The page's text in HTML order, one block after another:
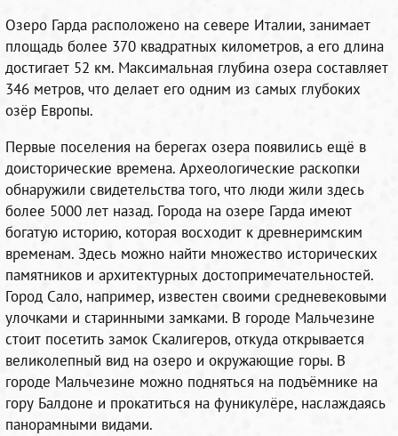
Озеро Гарда расположено на севере Италии, занимает
площадь более 370 квадратных километров, а его длина
достигает 52 км. Максимальная глубина озера составляет
346 метров, что делает его одним из самых глубоких
озёр Европы.
Первые поселения на берегах озера появились ещё в
доисторические времена. Археологические раскопки
обнаружили свидетельства того, что люди жили здесь
более 5000 лет назад. Города на озере Гарда имеют
богатую историю, которая восходит к древнеримским
временам. Здесь можно найти множество исторических
памятников и архитектурных достопримечательностей.
Город Сало, например, известен своими средневековыми
улочками и старинными замками. В городе Мальчезине
стоит посетить замок Скалигеров, откуда открывается
великолепный вид на озеро и окружающие горы. В
городе Мальчезине можно подняться на подъёмнике на
гору Балдоне и прокатиться на фуникулёре, наслаждаясь
панорамными видами.